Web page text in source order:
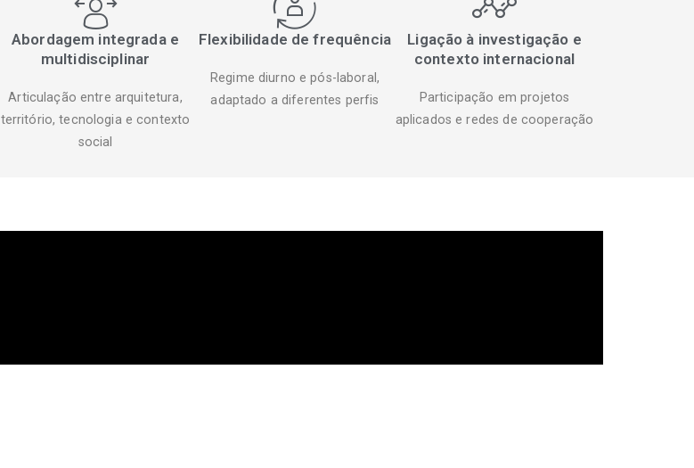
Abordagem integrada e
multidisciplinar
Articulação entre arquitetura,
território, tecnologia e contexto
social
Flexibilidade de frequência
Regime diurno e pós-laboral,
adaptado a diferentes perfis
Ligação à investigação e
contexto internacional
Participação em projetos
aplicados e redes de cooperação